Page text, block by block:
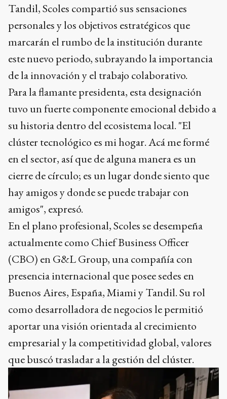
Tandil, Scoles compartió sus sensaciones
personales y los objetivos estratégicos que
marcarán el rumbo de la institución durante
este nuevo periodo, subrayando la importancia
de la innovación y el trabajo colaborativo.
Para la flamante presidenta, esta designación
tuvo un fuerte componente emocional debido a
su historia dentro del ecosistema local. "El
clúster tecnológico es mi hogar. Acá me formé
en el sector, así que de alguna manera es un
cierre de círculo; es un lugar donde siento que
hay amigos y donde se puede trabajar con
amigos", expresó.
En el plano profesional, Scoles se desempeña
actualmente como Chief Business Officer
(CBO) en G&L Group, una compañía con
presencia internacional que posee sedes en
Buenos Aires, España, Miami y Tandil. Su rol
como desarrolladora de negocios le permitió
aportar una visión orientada al crecimiento
empresarial y la competitividad global, valores
que buscó trasladar a la gestión del clúster.